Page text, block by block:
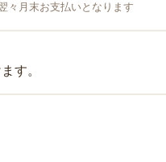
々月末お支払いとなります
す。